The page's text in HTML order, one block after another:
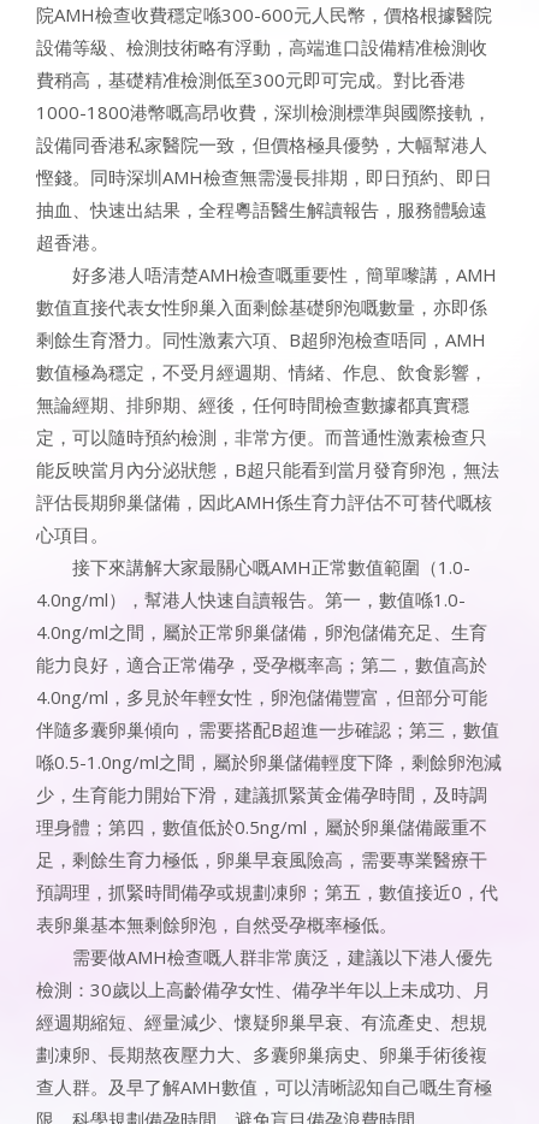
院AMH檢查收費穩定喺300-600元人民幣，價格根據醫院
設備等級、檢測技術略有浮動，高端進口設備精准檢測收
費稍高，基礎精准檢測低至300元即可完成。對比香港
1000-1800港幣嘅高昂收費，深圳檢測標準與國際接軌，
設備同香港私家醫院一致，但價格極具優勢，大幅幫港人
慳錢。同時深圳AMH檢查無需漫長排期，即日預約、即日
抽血、快速出結果，全程粵語醫生解讀報告，服務體驗遠
超香港。
好多港人唔清楚AMH檢查嘅重要性，簡單嚟講，AMH
數值直接代表女性卵巢入面剩餘基礎卵泡嘅數量，亦即係
剩餘生育潛力。同性激素六項、B超卵泡檢查唔同，AMH
數值極為穩定，不受月經週期、情緒、作息、飲食影響，
無論經期、排卵期、經後，任何時間檢查數據都真實穩
定，可以隨時預約檢測，非常方便。而普通性激素檢查只
能反映當月內分泌狀態，B超只能看到當月發育卵泡，無法
評估長期卵巢儲備，因此AMH係生育力評估不可替代嘅核
心項目。
接下來講解大家最關心嘅AMH正常數值範圍（1.0-
4.0ng/ml），幫港人快速自讀報告。第一，數值喺1.0-
4.0ng/ml之間，屬於正常卵巢儲備，卵泡儲備充足、生育
能力良好，適合正常備孕，受孕概率高；第二，數值高於
4.0ng/ml，多見於年輕女性，卵泡儲備豐富，但部分可能
伴隨多囊卵巢傾向，需要搭配B超進一步確認；第三，數值
喺0.5-1.0ng/ml之間，屬於卵巢儲備輕度下降，剩餘卵泡減
少，生育能力開始下滑，建議抓緊黃金備孕時間，及時調
理身體；第四，數值低於0.5ng/ml，屬於卵巢儲備嚴重不
足，剩餘生育力極低，卵巢早衰風險高，需要專業醫療干
預調理，抓緊時間備孕或規劃凍卵；第五，數值接近0，代
表卵巢基本無剩餘卵泡，自然受孕概率極低。
需要做AMH檢查嘅人群非常廣泛，建議以下港人優先
檢測：30歲以上高齡備孕女性、備孕半年以上未成功、月
經週期縮短、經量減少、懷疑卵巢早衰、有流產史、想規
劃凍卵、長期熬夜壓力大、多囊卵巢病史、卵巢手術後複
查人群。及早了解AMH數值，可以清晰認知自己嘅生育極
限，科學規劃備孕時間，避免盲目備孕浪費時間。